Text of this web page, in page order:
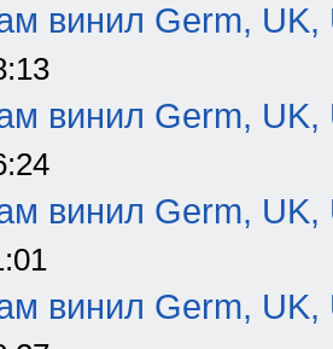
винил Germ, UK,
винил Germ, UK,
винил Germ, UK,
винил Germ, UK,